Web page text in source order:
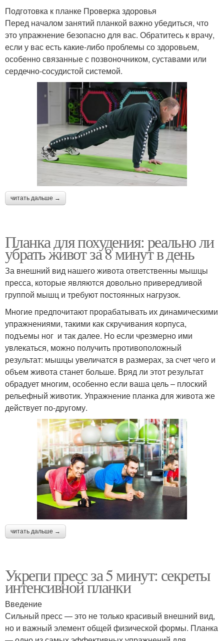
Подготовка к планке Проверка здоровья
Перед началом занятий планкой важно убедиться, что
это упражнение безопасно для вас. Обратитесь к врачу,
если у вас есть какие-либо проблемы со здоровьем,
особенно связанные с позвоночником, суставами или
сердечно-сосудистой системой.
читать дальше →
Планка для похудения: реально ли
убрать живот за 8 минут в день
За внешний вид нашего живота ответственны мышцы
пресса, которые являются довольно привередливой
группой мышц и требуют постоянных нагрузок.
Многие предпочитают прорабатывать их динамическими
упражнениями, такими как скручивания корпуса,
подъемы ног и так далее. Но если чрезмерно ими
увлекаться, можно получить противоположный
результат: мышцы увеличатся в размерах, за счет чего и
объем живота станет больше. Вряд ли этот результат
обрадует многим, особенно если ваша цель – плоский
рельефный животик. Упражнение планка для живота же
действует по-другому.
читать дальше →
Укрепи пресс за 5 минут: секреты
интенсивной планки
Введение
Сильный пресс — это не только красивый внешний вид,
но и важный элемент общей физической формы. Планка